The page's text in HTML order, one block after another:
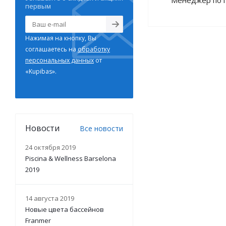
первым
Нажимая на кнопку, Вы
соглашаетесь наобработку
персональных данныхот
«Kupibas».
Новости Все новости
24 октября 2019
Piscina & Wellness Barselona
2019
14 августа 2019
Новые цвета бассейнов
Franmer